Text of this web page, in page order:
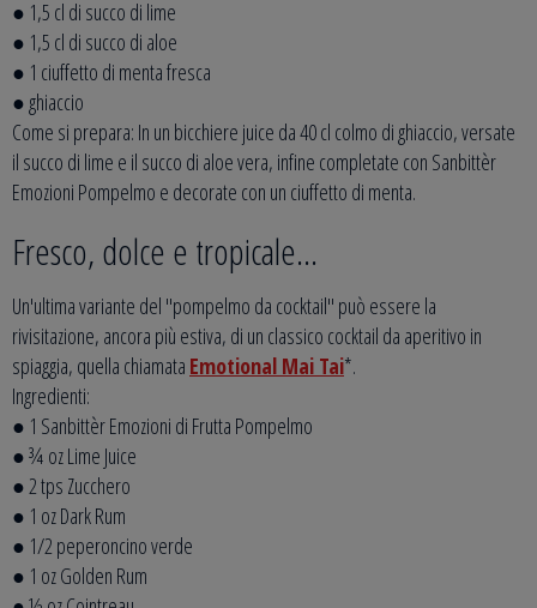
● 1,5 cl di succo di lime
● 1,5 cl di succo di aloe
● 1 ciuffetto di menta fresca
● ghiaccio
Come si prepara: In un bicchiere juice da 40 cl colmo di ghiaccio, versate
il succo di lime e il succo di aloe vera, infine completate con Sanbittèr
Emozioni Pompelmo e decorate con un ciuffetto di menta.
Fresco, dolce e tropicale…
Un'ultima variante del "pompelmo da cocktail" può essere la
rivisitazione, ancora più estiva, di un classico cocktail da aperitivo in
spiaggia, quella chiamata Emotional Mai Tai*.
Ingredienti:
● 1 Sanbittèr Emozioni di Frutta Pompelmo
● ¾ oz Lime Juice
● 2 tps Zucchero
● 1 oz Dark Rum
● 1/2 peperoncino verde
● 1 oz Golden Rum